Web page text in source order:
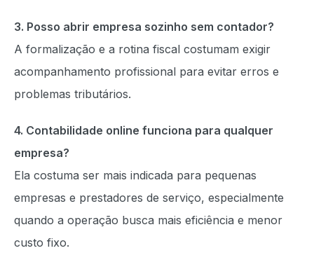
3. Posso abrir empresa sozinho sem contador?
A formalização e a rotina fiscal costumam exigir
acompanhamento profissional para evitar erros e
problemas tributários.
4. Contabilidade online funciona para qualquer
empresa?
Ela costuma ser mais indicada para pequenas
empresas e prestadores de serviço, especialmente
quando a operação busca mais eficiência e menor
custo fixo.